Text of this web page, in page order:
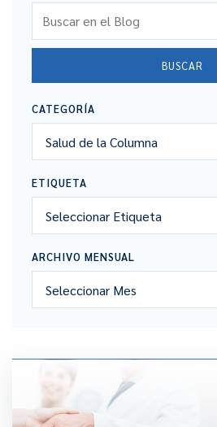
BUSCAR
CATEGORÍA
ETIQUETA
ARCHIVO MENSUAL